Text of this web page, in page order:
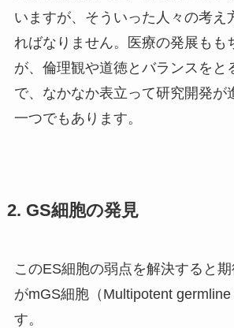
いますが、そういった人々の考え
ればなりません。医療の発展もも
が、倫理観や道徳とバランスをと
で、なかなか表立って研究開発が
一つでもあります。
2. GS細胞の発見
このES細胞の弱点を解決すると
がmGS細胞（Multipotent
す。